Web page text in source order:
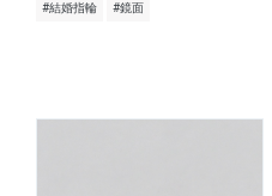
#結婚指輪 #鏡面